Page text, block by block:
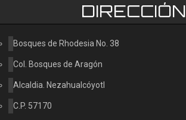
DIRECCIÓN
Bosques de Rhodesia No. 38
Col. Bosques de Aragón
Alcaldia. Nezahualcóyotl
C.P. 57170